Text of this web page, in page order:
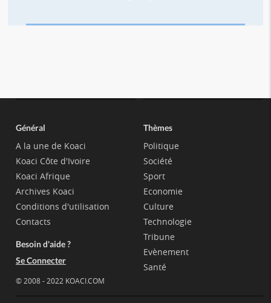
Général
A la une de Koaci
Koaci Côte d'Ivoire
Koaci Afrique
Archives Koaci
Conditions d'utilisation
Contacts
Besoin d'aide ?
Se Connecter
© 2008 - 2022 KOACI.COM
Thèmes
Politique
Société
Sport
Economie
Culture
Technologie
Tribune
Evènement
Santé